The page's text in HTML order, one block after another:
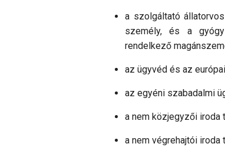
a szolgáltató
sze­mély, és a
rendelkező
az ügyvéd és az
az egyéni szabadalmi
a nem közjegyzői iroda
a nem végrehajtói